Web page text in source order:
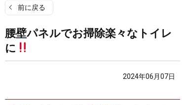
前に戻る
腰壁パネルでお掃除楽々なトイレ
に
2024年06月07日